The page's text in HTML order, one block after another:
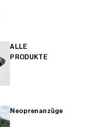
ALLE
PRODUKTE
Neoprenanzüge